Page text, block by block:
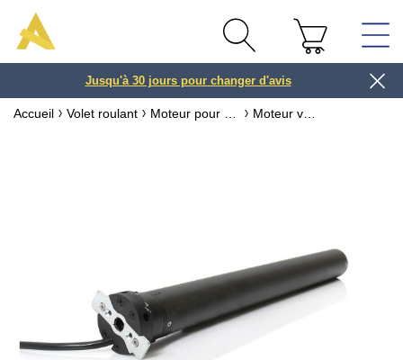
3 ou 4x
Jusqu'à 30 jours pour changer d'avis
Accueil Volet roulant